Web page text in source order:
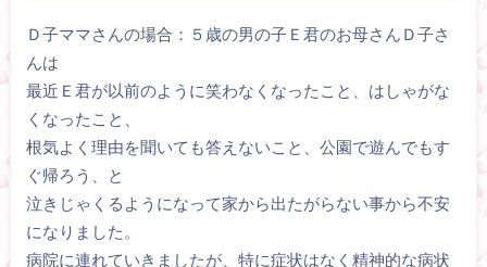
Ｄ子ママさんの場合：５歳の男の子Ｅ君のお母さんＤ子さ
んは
最近Ｅ君が以前のように笑わなくなったこと、はしゃがな
くなったこと、
根気よく理由を聞いても答えないこと、公園で遊んでもす
ぐ帰ろう、と
泣きじゃくるようになって家から出たがらない事から不安
になりました。
病院に連れていきましたが、特に症状はなく精神的な病状